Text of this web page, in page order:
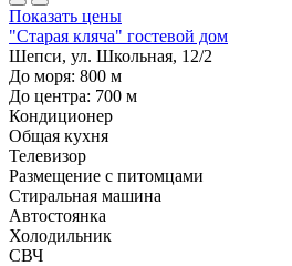
Показать цены
"Старая кляча" гостевой дом
Шепси, ул. Школьная, 12/2
До моря: 800 м
До центра: 700 м
Кондиционер
Общая кухня
Телевизор
Размещение с питомцами
Стиральная машина
Автостоянка
Холодильник
СВЧ